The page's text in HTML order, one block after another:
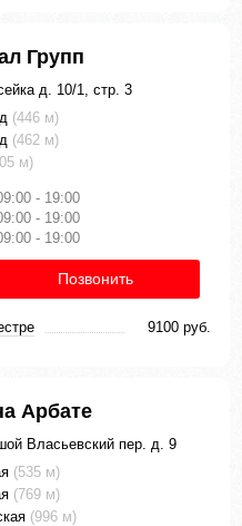
Групп
д. 10/1, стр. 3
(446 м)
(462 м)
м)
- 19:00
- 19:00
- 19:00
Позвонить
9100 руб.
Арбате
Власьевский пер. д. 9
(535 м)
(769 м)
(996 м)